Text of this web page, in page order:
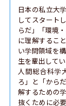
日本の私立大
してスタート
らだ」「環境
に理解するこ
い学問領域を
生を輩出してい
人間総合科学
ろ」と「から
解するための
抜くために必